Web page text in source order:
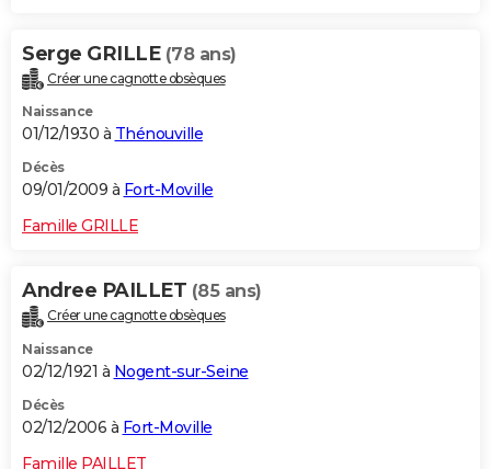
Serge GRILLE (78 ans)
Créer une cagnotte obsèques
Naissance
01/12/1930 à Thénouville
Décès
09/01/2009 à Fort-Moville
Famille GRILLE
Andree PAILLET (85 ans)
Créer une cagnotte obsèques
Naissance
02/12/1921 à Nogent-sur-Seine
Décès
02/12/2006 à Fort-Moville
Famille PAILLET